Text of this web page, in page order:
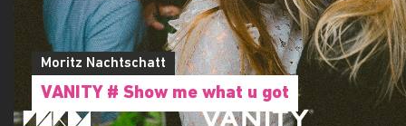
Moritz Nachtschatt
VANITY # Show me what u got